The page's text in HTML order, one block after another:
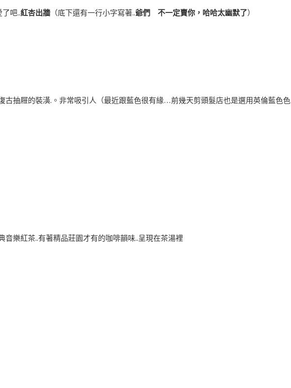
吧..紅杏出牆 （底下還有一行小字寫著..爺們 不一定賣你，哈哈太幽默了）
古抽屜的裝潢.。非常吸引人（最近跟藍色很有緣…前幾天剪頭髮店也是選用英倫藍色色
音樂紅茶..有著精品莊園才有的咖啡韻味..呈現在茶湯裡